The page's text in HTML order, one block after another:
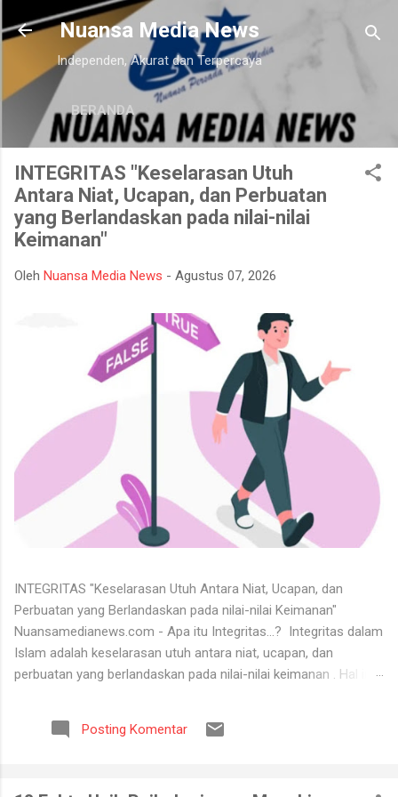
Langsung ke konten utama
Nuansa Media News
Independen, Akurat dan Terpercaya
BERANDA
INTEGRITAS "Keselarasan Utuh
Antara Niat, Ucapan, dan Perbuatan
yang Berlandaskan pada nilai-nilai
Keimanan"
Oleh Nuansa Media News - Agustus 07, 2026
INTEGRITAS "Keselarasan Utuh Antara Niat, Ucapan, dan
Perbuatan yang Berlandaskan pada nilai-nilai Keimanan"
Nuansamedianews.com - Apa itu Integritas...? Integritas dalam
Islam adalah keselarasan utuh antara niat, ucapan, dan
perbuatan yang berlandaskan pada nilai-nilai keimanan . Hal ini
mana seseorang hidup secara konsisten di jalan Allah,
menjunjung tinggi kejujuran, serta dapat dipercaya dalam setiap
Posting Komentar